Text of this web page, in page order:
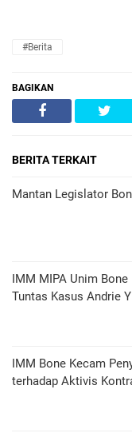
#Berita
BAGIKAN
BERITA TERKAIT
Mantan Legislator
IMM MIPA Unim
Tuntas Kasus Andrie
IMM Bone Kecam
terhadap Aktivis